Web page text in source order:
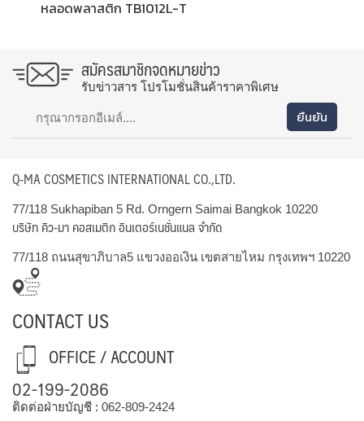
หลอดพลาสติก TB1012L-T
สมัครสมาชิกจดหมายข่าว
รับข่าวสาร โปรโมชั่นสินค้าราคาพิเศษ
Q-MA COSMETICS INTERNATIONAL CO.,LTD.
77/118 Sukhapiban 5 Rd. Orngern Saimai Bangkok 10220
บริษัท คิว-มา คอสเมติก อินเตอร์เนชั่นแนล จำกัด
77/118 ถนนสุขาภิบาล5 แขวงออเงิน เขตสายไหม กรุงเทพฯ 10220
CONTACT US
OFFICE / ACCOUNT
02-199-2086
ติดต่อฝ่ายบัญชี : 062-809-2424